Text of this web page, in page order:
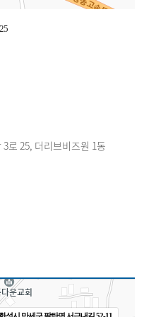
로 25, 더리브비즈원 1동